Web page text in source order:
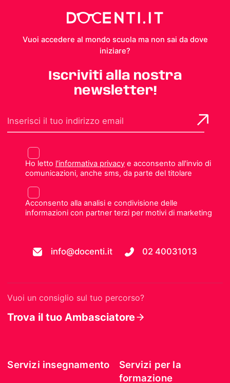
Vuoi accedere al mondo scuola ma non sai da dove
iniziare?
Iscriviti alla nostra
newsletter!
Ho letto l'informativa privacye acconsento all'invio di
comunicazioni, anche sms, da parte del titolare
Acconsento alla analisi e condivisione delle
informazioni con partner terzi per motivi di marketing
info@docenti.it 02 40031013
Vuoi un consiglio sul tuo percorso?
Trova il tuo Ambasciatore
Servizi insegnamento
Servizi per la
formazione